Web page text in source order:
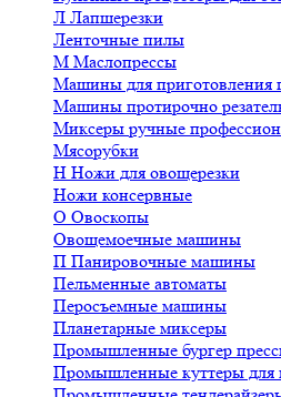
Л Лапшерезки
Ленточные пилы
М Маслопрессы
Машины для приготовления
Машины протирочно
Миксеры ручные
Мясорубки
Н Ножи для овощерезки
Ножи консервные
О Овоскопы
Овощемоечные машины
П Панировочные машины
Пельменные автоматы
Перосъемные машины
Планетарные миксеры
Промышленные бургер
Промышленные куттеры для